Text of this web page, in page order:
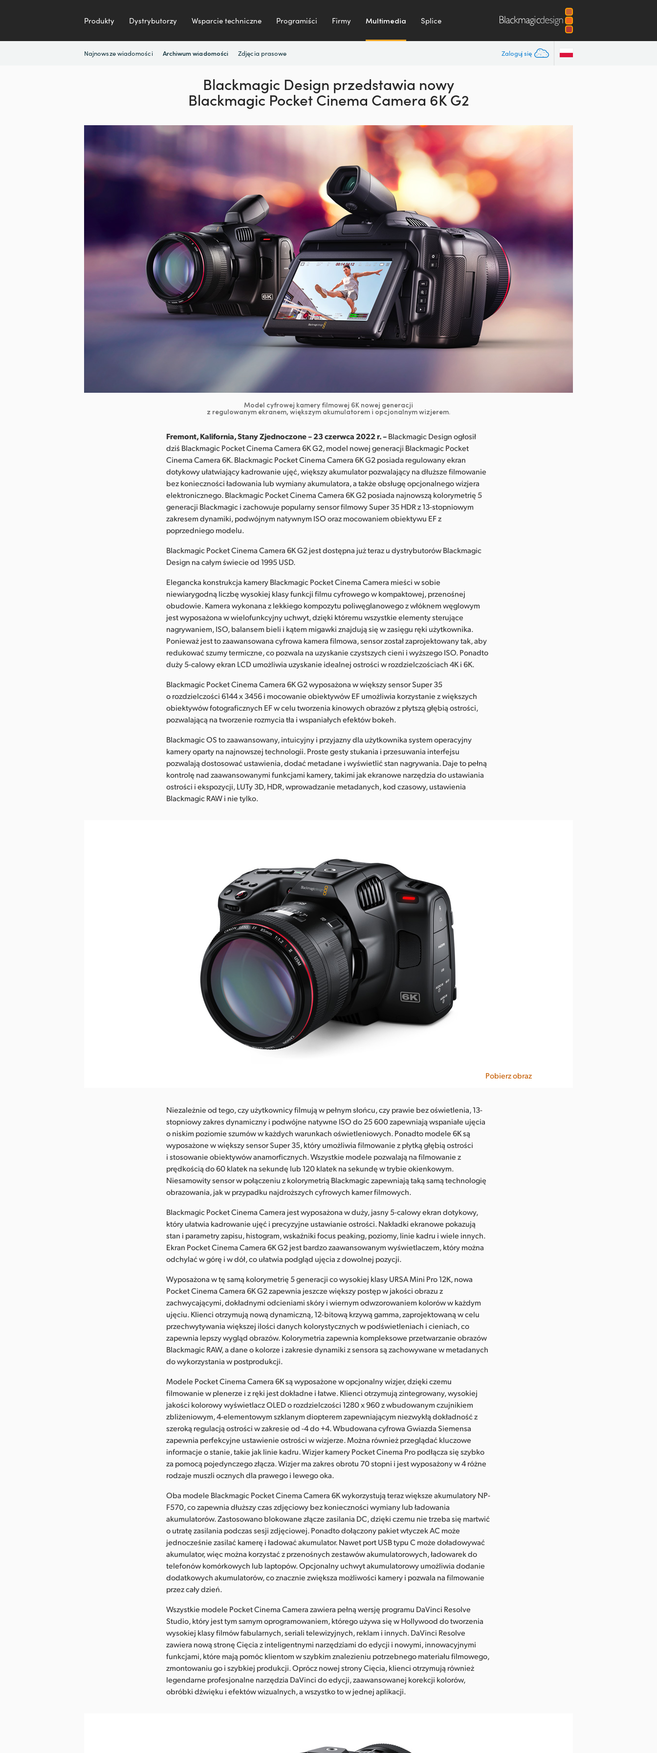
Produkty Dystrybutorzy Wsparcie techniczne Programiści Firmy Multimedia Splice
Zaloguj się
Najnowsze wiadomości Archiwum wiadomości Zdjęcia prasowe
Blackmagic Design przedstawia nowy
Blackmagic Pocket Cinema Camera 6K G2
Model cyfrowej kamery filmowej 6K nowej generacji
z regulowanym ekranem, większym akumulatorem i opcjonalnym wizjerem.
Fremont, Kalifornia, Stany Zjednoczone – 23 czerwca 2022 r. –Blackmagic Design ogłosił
dziś Blackmagic Pocket Cinema Camera 6K G2, model nowej generacji Blackmagic Pocket
Cinema Camera 6K. Blackmagic Pocket Cinema Camera 6K G2 posiada regulowany ekran
dotykowy ułatwiający kadrowanie ujęć, większy akumulator pozwalający na dłuższe filmowanie
bez konieczności ładowania lub wymiany akumulatora, a także obsługę opcjonalnego wizjera
elektronicznego. Blackmagic Pocket Cinema Camera 6K G2 posiada najnowszą kolorymetrię 5
generacji Blackmagic i zachowuje popularny sensor filmowy Super 35 HDR z 13-stopniowym
zakresem dynamiki, podwójnym natywnym ISO oraz mocowaniem obiektywu EF z
poprzedniego modelu.
Blackmagic Pocket Cinema Camera 6K G2 jest dostępna już teraz u dystrybutorów Blackmagic
Design na całym świecie od 1995 USD.
Elegancka konstrukcja kamery Blackmagic Pocket Cinema Camera mieści w sobie
niewiarygodną liczbę wysokiej klasy funkcji filmu cyfrowego w kompaktowej, przenośnej
obudowie. Kamera wykonana z lekkiego kompozytu poliwęglanowego z włóknem węglowym
jest wyposażona w wielofunkcyjny uchwyt, dzięki któremu wszystkie elementy sterujące
nagrywaniem, ISO, balansem bieli i kątem migawki znajdują się w zasięgu ręki użytkownika.
Ponieważ jest to zaawansowana cyfrowa kamera filmowa, sensor został zaprojektowany tak, aby
redukować szumy termiczne, co pozwala na uzyskanie czystszych cieni i wyższego ISO. Ponadto
duży 5-calowy ekran LCD umożliwia uzyskanie idealnej ostrości w rozdzielczościach 4K i 6K.
Blackmagic Pocket Cinema Camera 6K G2 wyposażona w większy sensor Super 35
o rozdzielczości 6144 x 3456 i mocowanie obiektywów EF umożliwia korzystanie z większych
obiektywów fotograficznych EF w celu tworzenia kinowych obrazów z płytszą głębią ostrości,
pozwalającą na tworzenie rozmycia tła i wspaniałych efektów bokeh.
Blackmagic OS to zaawansowany, intuicyjny i przyjazny dla użytkownika system operacyjny
kamery oparty na najnowszej technologii. Proste gesty stukania i przesuwania interfejsu
pozwalają dostosować ustawienia, dodać metadane i wyświetlić stan nagrywania. Daje to pełną
kontrolę nad zaawansowanymi funkcjami kamery, takimi jak ekranowe narzędzia do ustawiania
ostrości i ekspozycji, LUTy 3D, HDR, wprowadzanie metadanych, kod czasowy, ustawienia
Blackmagic RAW i nie tylko.
Pobierz obraz
Niezależnie od tego, czy użytkownicy filmują w pełnym słońcu, czy prawie bez oświetlenia, 13-
stopniowy zakres dynamiczny i podwójne natywne ISO do 25 600 zapewniają wspaniałe ujęcia
o niskim poziomie szumów w każdych warunkach oświetleniowych. Ponadto modele 6K są
wyposażone w większy sensor Super 35, który umożliwia filmowanie z płytką głębią ostrości
i stosowanie obiektywów anamorficznych. Wszystkie modele pozwalają na filmowanie z
prędkością do 60 klatek na sekundę lub 120 klatek na sekundę w trybie okienkowym.
Niesamowity sensor w połączeniu z kolorymetrią Blackmagic zapewniają taką samą technologię
obrazowania, jak w przypadku najdroższych cyfrowych kamer filmowych.
Blackmagic Pocket Cinema Camera jest wyposażona w duży, jasny 5-calowy ekran dotykowy,
który ułatwia kadrowanie ujęć i precyzyjne ustawianie ostrości. Nakładki ekranowe pokazują
stan i parametry zapisu, histogram, wskaźniki focus peaking, poziomy, linie kadru i wiele innych.
Ekran Pocket Cinema Camera 6K G2 jest bardzo zaawansowanym wyświetlaczem, który można
odchylać w górę i w dół, co ułatwia podgląd ujęcia z dowolnej pozycji.
Wyposażona w tę samą kolorymetrię 5 generacji co wysokiej klasy URSA Mini Pro 12K, nowa
Pocket Cinema Camera 6K G2 zapewnia jeszcze większy postęp w jakości obrazu z
zachwycającymi, dokładnymi odcieniami skóry i wiernym odwzorowaniem kolorów w każdym
ujęciu. Klienci otrzymują nową dynamiczną, 12-bitową krzywą gamma, zaprojektowaną w celu
przechwytywania większej ilości danych kolorystycznych w podświetleniach i cieniach, co
zapewnia lepszy wygląd obrazów. Kolorymetria zapewnia kompleksowe przetwarzanie obrazów
Blackmagic RAW, a dane o kolorze i zakresie dynamiki z sensora są zachowywane w metadanych
do wykorzystania w postprodukcji.
Modele Pocket Cinema Camera 6K są wyposażone w opcjonalny wizjer, dzięki czemu
filmowanie w plenerze i z ręki jest dokładne i łatwe. Klienci otrzymują zintegrowany, wysokiej
jakości kolorowy wyświetlacz OLED o rozdzielczości 1280 x 960 z wbudowanym czujnikiem
zbliżeniowym, 4-elementowym szklanym diopterem zapewniającym niezwykłą dokładność z
szeroką regulacją ostrości w zakresie od -4 do +4. Wbudowana cyfrowa Gwiazda Siemensa
zapewnia perfekcyjne ustawienie ostrości w wizjerze. Można również przeglądać kluczowe
informacje o stanie, takie jak linie kadru. Wizjer kamery Pocket Cinema Pro podłącza się szybko
za pomocą pojedynczego złącza. Wizjer ma zakres obrotu 70 stopni i jest wyposażony w 4 różne
rodzaje muszli ocznych dla prawego i lewego oka.
Oba modele Blackmagic Pocket Cinema Camera 6K wykorzystują teraz większe akumulatory NP-
F570, co zapewnia dłuższy czas zdjęciowy bez konieczności wymiany lub ładowania
akumulatorów. Zastosowano blokowane złącze zasilania DC, dzięki czemu nie trzeba się martwić
o utratę zasilania podczas sesji zdjęciowej. Ponadto dołączony pakiet wtyczek AC może
jednocześnie zasilać kamerę i ładować akumulator. Nawet port USB typu C może doładowywać
akumulator, więc można korzystać z przenośnych zestawów akumulatorowych, ładowarek do
telefonów komórkowych lub laptopów. Opcjonalny uchwyt akumulatorowy umożliwia dodanie
dodatkowych akumulatorów, co znacznie zwiększa możliwości kamery i pozwala na filmowanie
przez cały dzień.
Wszystkie modele Pocket Cinema Camera zawiera pełną wersję programu DaVinci Resolve
Studio, który jest tym samym oprogramowaniem, którego używa się w Hollywood do tworzenia
wysokiej klasy filmów fabularnych, seriali telewizyjnych, reklam i innych. DaVinci Resolve
zawiera nową stronę Cięcia z inteligentnymi narzędziami do edycji i nowymi, innowacyjnymi
funkcjami, które mają pomóc klientom w szybkim znalezieniu potrzebnego materiału filmowego,
zmontowaniu go i szybkiej produkcji. Oprócz nowej strony Cięcia, klienci otrzymują również
legendarne profesjonalne narzędzia DaVinci do edycji, zaawansowanej korekcji kolorów,
obróbki dźwięku i efektów wizualnych, a wszystko to w jednej aplikacji.